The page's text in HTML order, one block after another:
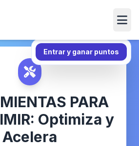
Entrar y ganar puntos
PARA
Optimiza y
Acelera